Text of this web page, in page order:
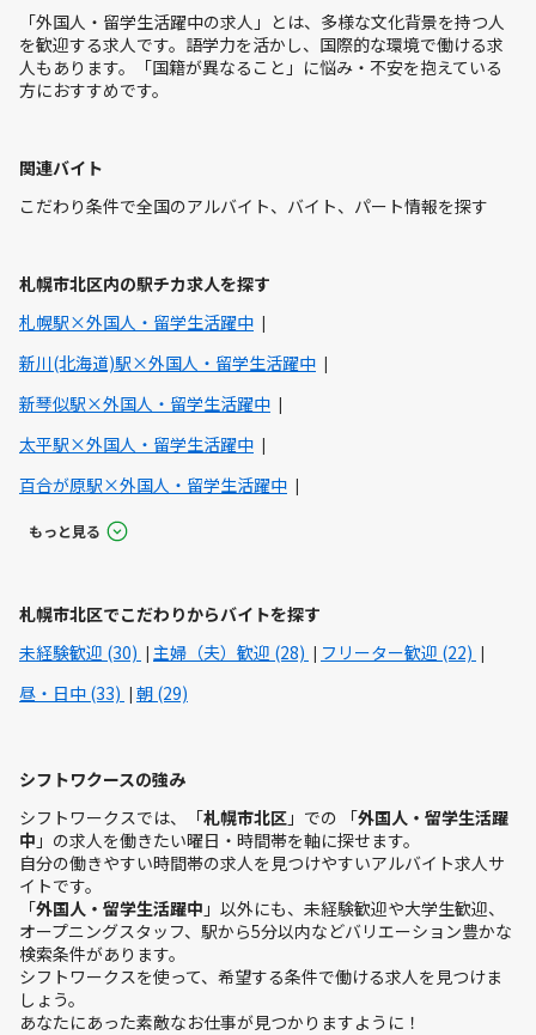
「外国人・留学生活躍中の求人」とは、多様な文化背景を持つ人
を歓迎する求人です。語学力を活かし、国際的な環境で働ける求
人もあります。「国籍が異なること」に悩み・不安を抱えている
方におすすめです。
関連バイト
こだわり条件で全国のアルバイト、バイト、パート情報を探す
札幌市北区内の駅チカ求人を探す
札幌駅×外国人・留学生活躍中
新川(北海道)駅×外国人・留学生活躍中
新琴似駅×外国人・留学生活躍中
太平駅×外国人・留学生活躍中
百合が原駅×外国人・留学生活躍中
もっと見る
札幌市北区でこだわりからバイトを探す
未経験歓迎 (30)
主婦（夫）歓迎 (28)
フリーター歓迎 (22)
昼・日中 (33)
朝 (29)
シフトワクースの強み
シフトワークスでは、「札幌市北区 」での 「外国人・留学生活躍
中 」の求人を働きたい曜日・時間帯を軸に探せます。
自分の働きやすい時間帯の求人を見つけやすいアルバイト求人サ
イトです。
「外国人・留学生活躍中 」以外にも、未経験歓迎や大学生歓迎、
オープニングスタッフ、駅から5分以内などバリエーション豊かな
検索条件があります。
シフトワークスを使って、希望する条件で働ける求人を見つけま
しょう。
あなたにあった素敵なお仕事が見つかりますように！